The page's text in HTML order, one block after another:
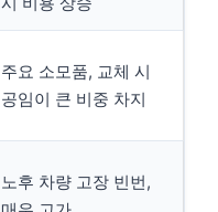
주요 소모품, 교체 시
공임이 큰 비중 차지
노후 차량 고장 빈번,